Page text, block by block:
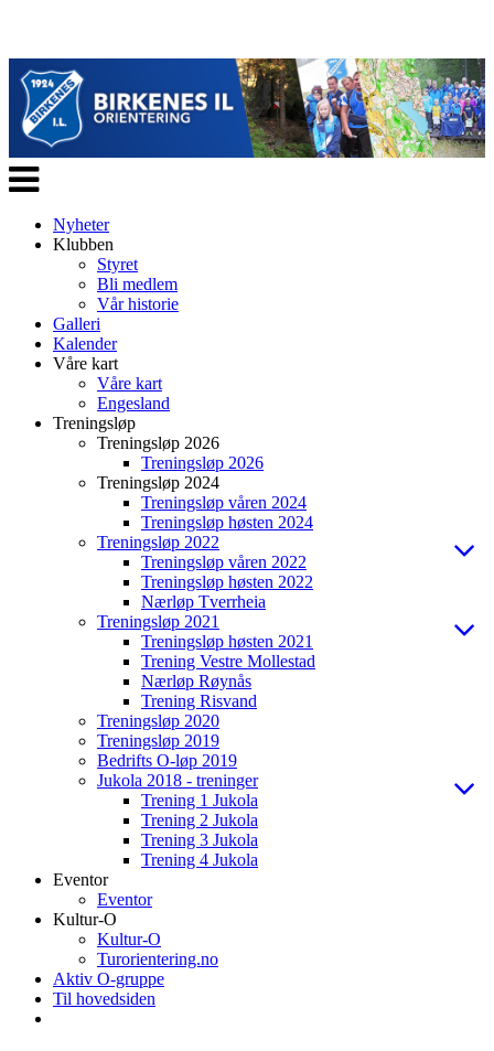
Veksle
navigasjon
Nyheter
Klubben
Styret
Bli medlem
Vår historie
Galleri
Kalender
Våre kart
Våre kart
Engesland
Treningsløp
Treningsløp 2026
Treningsløp 2026
Treningsløp 2024
Treningsløp våren 2024
Treningsløp høsten 2024
Treningsløp 2022
Treningsløp våren 2022
Treningsløp høsten 2022
Nærløp Tverrheia
Treningsløp 2021
Treningsløp høsten 2021
Trening Vestre Mollestad
Nærløp Røynås
Trening Risvand
Treningsløp 2020
Treningsløp 2019
Bedrifts O-løp 2019
Jukola 2018 - treninger
Trening 1 Jukola
Trening 2 Jukola
Trening 3 Jukola
Trening 4 Jukola
Eventor
Eventor
Kultur-O
Kultur-O
Turorientering.no
Aktiv O-gruppe
Til hovedsiden